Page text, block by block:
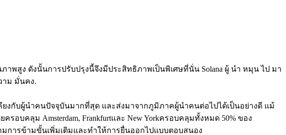
าพสูง ดังนั้นการปรับปรุงนี้จึงมีประสิทธิภาพเป็นพิเศษที่นั่น Solana ผู้ นํา หมุน ไป มา
าม มั่นคง.
งกับผู้นําคนปัจจุบันมากที่สุด และส่งมาจากภูมิภาคผู้นําคนต่อไปได้เป็นอย่างดี แม้
บคลุม Amsterdam, Frankfurtและ New Yorkครอบคลุมทั้งหมด 50% ของ
ารข้ามขั้นเพิ่มเติมและทําให้การยื่นออกไปแบบตอบสนอง